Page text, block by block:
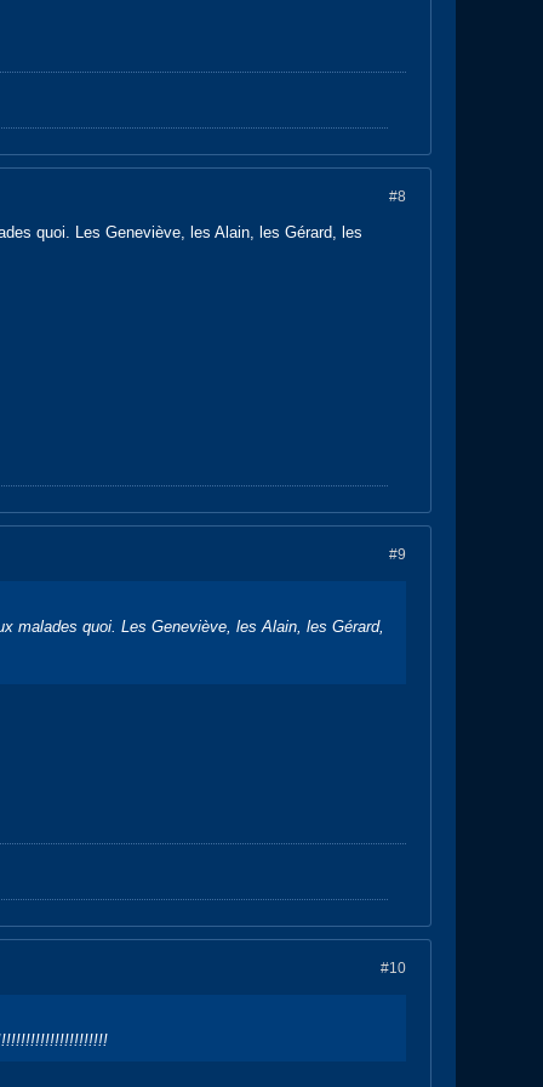
#8
quoi. Les Geneviève, les Alain, les Gérard, les
#9
malades quoi. Les Geneviève, les Alain, les Gérard,
#10